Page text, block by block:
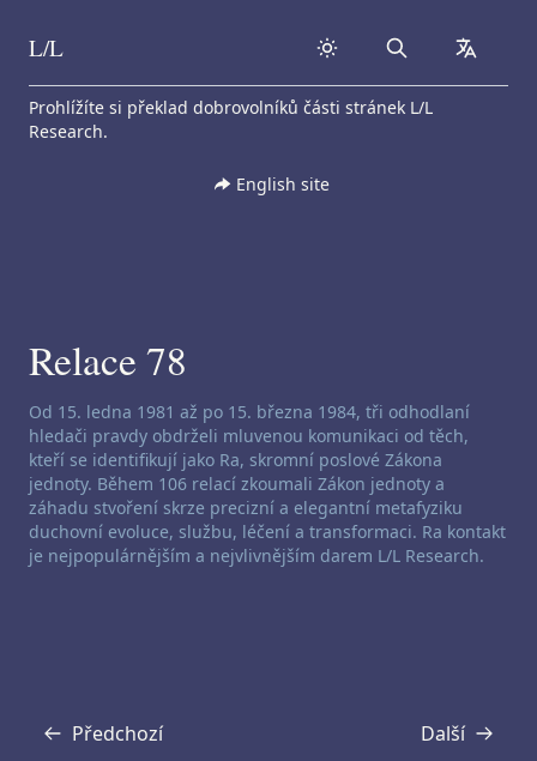
Skip to content
L/L Search
Prohlížíte si překlad dobrovolníků části stránek L/L
Research.
English site
Relace 78
Zřeknutí se odpovědnosti za channeling:
Od 15. ledna 1981 až po 15. března 1984, tři odhodlaní
hledači pravdy obdrželi mluvenou komunikaci od těch,
kteří se identifikují jako Ra, skromní poslové Zákona
jednoty. Během 106 relací zkoumali Zákon jednoty a
záhadu stvoření skrze precizní a elegantní metafyziku
duchovní evoluce, službu, léčení a transformaci. Ra kontakt
je nejpopulárnějším a nejvlivnějším darem L/L Research.
Předchozí
Přepis Další
Přepis